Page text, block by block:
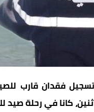
فقدان قارب
كانا في رحلة صيد